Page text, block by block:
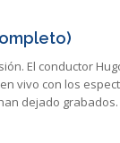
El conductor
vivo con los
dejado grabados.